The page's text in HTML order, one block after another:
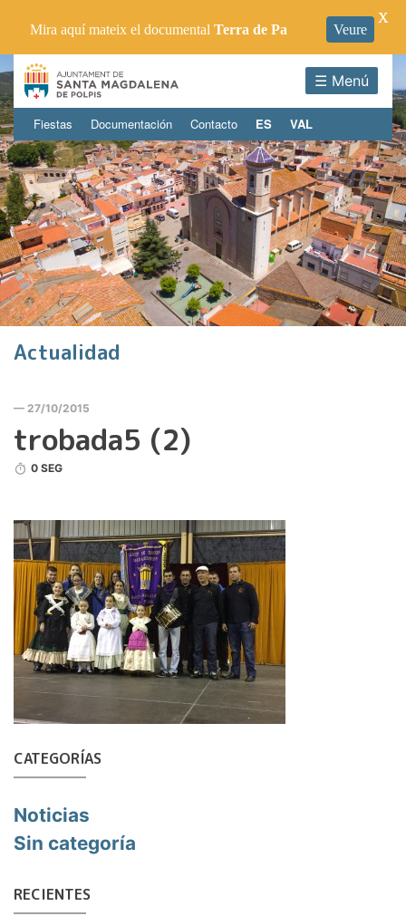
☰ Menú
Fiestas Documentación Contacto ES VAL
Actualidad
— 27/10/2015
trobada5 (2)
0 SEG
CATEGORÍAS
Noticias
Sin categoría
RECIENTES
Mira aquí mateix el documental Terra de Pa Veure
X